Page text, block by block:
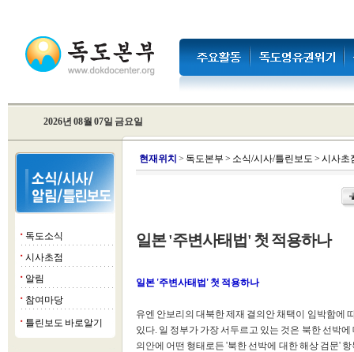
2026년 08월 07일 금요일
■ 독도소식
■ 시사초점
■ 알림
■ 참여마당
■ 틀린보도 바로알기
현재위치 > 독도본부 > 소식/시사/틀린보도 > 시사초
일본 '주변사태법' 첫 적용하나
일본 '주변사태법' 첫 적용하나
유엔 안보리의 대북한 제재 결의안 채택이 임박함에
있다. 일 정부가 가장 서두르고 있는 것은 북한 선박
의안에 어떤 형태로든 '북한 선박에 대한 해상 검문'